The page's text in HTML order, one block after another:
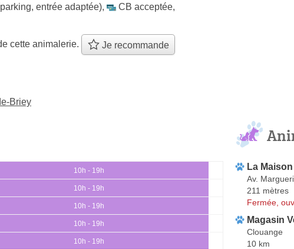
entrée adaptée), CB acceptée,
cette animalerie. Je recommande
Briey
10h - 19h
10h - 19h
10h - 19h
10h - 19h
10h - 19h
La
Av.
211 mètres
Fermée,
Magasin
Clouange
10 km